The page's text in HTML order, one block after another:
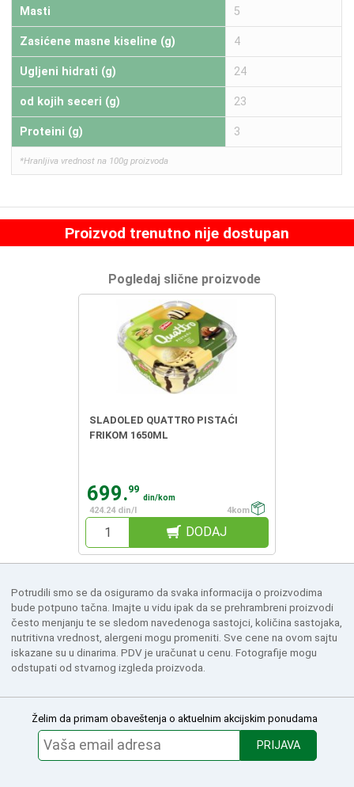
Masti 5
Zasićene masne kiseline (g) 4
Ugljeni hidrati (g) 24
od kojih seceri (g) 23
Proteini (g) 3
*Hranljiva vrednost na 100g proizvoda
Proizvod trenutno nije dostupan
Pogledaj slične proizvode
SLADOLED QUATTRO PISTAĆI
FRIKOM 1650ML
699.99
din/kom
424.24 din/l
4kom
DODAJ
Potrudili smo se da osiguramo da svaka informacija o proizvodima
bude potpuno tačna. Imajte u vidu ipak da se prehrambreni proizvodi
često menjanju te se sledom navedenoga sastojci, količina sastojaka,
nutritivna vrednost, alergeni mogu promeniti. Sve cene na ovom sajtu
iskazane su u dinarima. PDV je uračunat u cenu. Fotografije mogu
odstupati od stvarnog izgleda proizvoda.
Želim da primam obaveštenja o aktuelnim akcijskim ponudama
PRIJAVA